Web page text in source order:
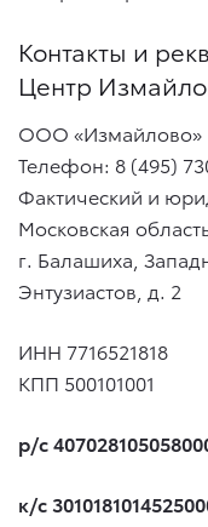
Контакты и
Центр
ООО «Измайлово»
Телефон: 8 (495)
Фактический и
Московская
г. Балашиха,
Энтузиастов, д. 2
ИНН 7716521818
КПП 500101001
р/с
к/с